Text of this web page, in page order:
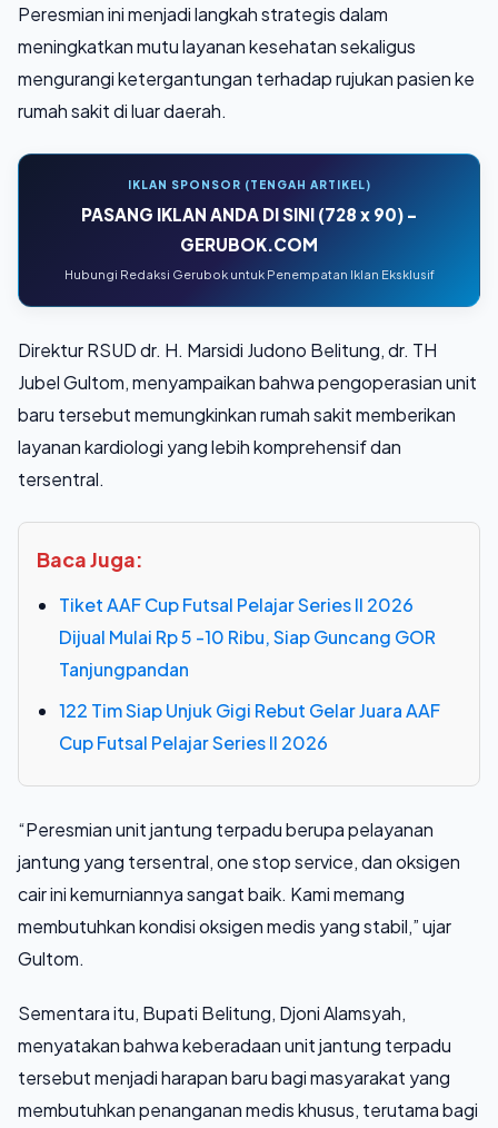
Peresmian ini menjadi langkah strategis dalam
meningkatkan mutu layanan kesehatan sekaligus
mengurangi ketergantungan terhadap rujukan pasien ke
rumah sakit di luar daerah.
IKLAN SPONSOR (TENGAH ARTIKEL)
PASANG IKLAN ANDA DI SINI (728 x 90) -
GERUBOK.COM
Hubungi Redaksi Gerubok untuk Penempatan Iklan Eksklusif
Direktur RSUD dr. H. Marsidi Judono Belitung, dr. TH
Jubel Gultom, menyampaikan bahwa pengoperasian unit
baru tersebut memungkinkan rumah sakit memberikan
layanan kardiologi yang lebih komprehensif dan
tersentral.
Baca Juga:
Tiket AAF Cup Futsal Pelajar Series II 2026
Dijual Mulai Rp 5 -10 Ribu, Siap Guncang GOR
Tanjungpandan
122 Tim Siap Unjuk Gigi Rebut Gelar Juara AAF
Cup Futsal Pelajar Series II 2026
“Peresmian unit jantung terpadu berupa pelayanan
jantung yang tersentral, one stop service, dan oksigen
cair ini kemurniannya sangat baik. Kami memang
membutuhkan kondisi oksigen medis yang stabil,” ujar
Gultom.
Sementara itu, Bupati Belitung, Djoni Alamsyah,
menyatakan bahwa keberadaan unit jantung terpadu
tersebut menjadi harapan baru bagi masyarakat yang
membutuhkan penanganan medis khusus, terutama bagi